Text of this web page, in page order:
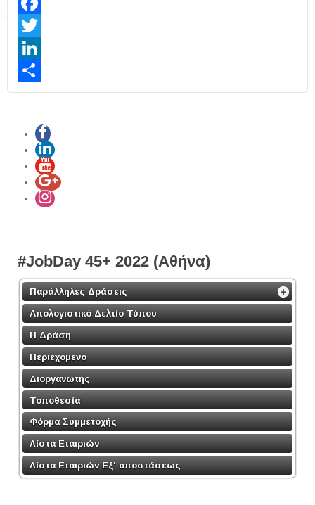
Facebook
Twitter
LinkedIn
Share
#JobDay 45+ 2022 (Αθήνα)
Παράλληλες Δράσεις
Απολογιστικό Δελτίο Τύπου
Η Δράση
Περιεχόμενο
Διοργανωτής
Τοποθεσία
Φόρμα Συμμετοχής
Λίστα Εταιριών
Λίστα Εταιριών Εξ' αποστάσεως